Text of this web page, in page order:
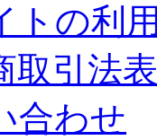
トの利
取引法
合わせ